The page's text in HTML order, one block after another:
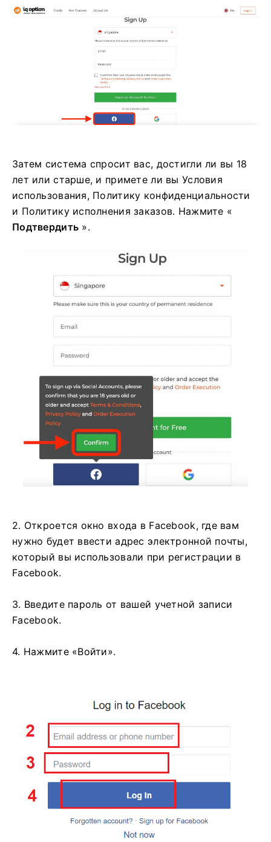
Затем система спросит вас, достигли ли вы 18
лет или старше, и примете ли вы Условия
использования, Политику конфиденциальности
и Политику исполнения заказов. Нажмите «
Подтвердить ».
2. Откроется окно входа в Facebook, где вам
нужно будет ввести адрес электронной почты,
который вы использовали при регистрации в
Facebook.
3. Введите пароль от вашей учетной записи
Facebook.
4. Нажмите «Войти».